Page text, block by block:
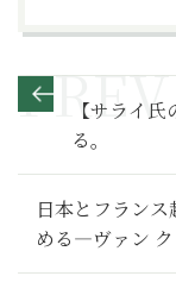
【サライ
る。
日本とフラン
める―ヴァン
ーと日本の工芸